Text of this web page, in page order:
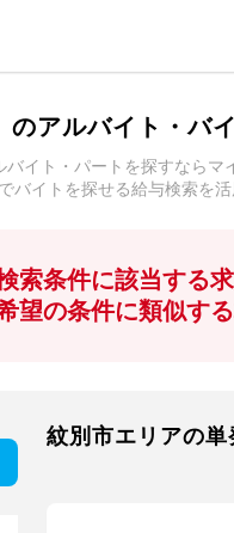
アルバイト・バ
イト・パートを探すなら
バイトを探せる給与検索を活
索条件に該当する
望の条件に類似す
紋別市エリアの